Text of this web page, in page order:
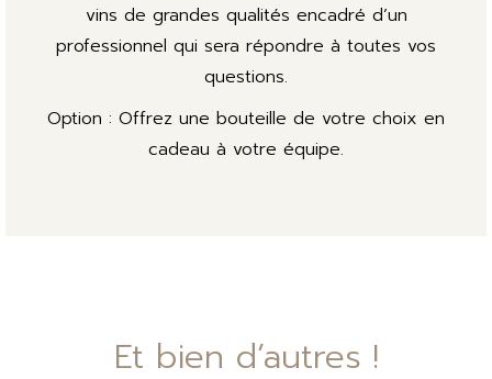
vins de grandes qualités encadré d’un
professionnel qui sera répondre à toutes vos
questions.
Option : Offrez une bouteille de votre choix en
cadeau à votre équipe.
Et bien d’autres !